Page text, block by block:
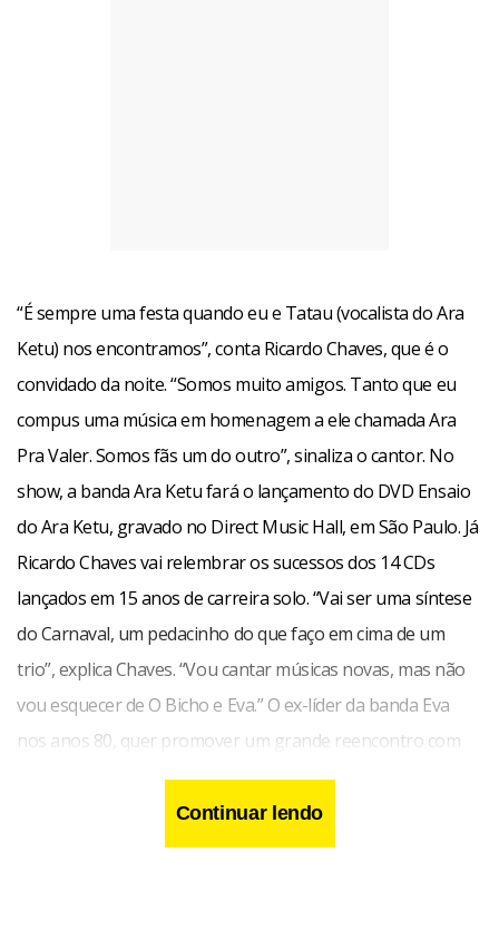
“É sempre uma festa quando eu e Tatau (vocalista do Ara
Ketu) nos encontramos”, conta Ricardo Chaves, que é o
convidado da noite. “Somos muito amigos. Tanto que eu
compus uma música em homenagem a ele chamada Ara
Pra Valer. Somos fãs um do outro”, sinaliza o cantor. No
show, a banda Ara Ketu fará o lançamento do DVD Ensaio
do Ara Ketu, gravado no Direct Music Hall, em São Paulo. Já
Ricardo Chaves vai relembrar os sucessos dos 14 CDs
lançados em 15 anos de carreira solo. “Vai ser uma síntese
do Carnaval, um pedacinho do que faço em cima de um
trio”, explica Chaves. “Vou cantar músicas novas, mas não
vou esquecer de O Bicho e Eva.” O ex-líder da banda Eva
nos anos 80, quer promover um grande reencontro com
os fãs de Brasília. “A intenção é fazer uma festa que
transporte os que vieram para o Carnaval da Bahia
relembrar a folia, e os que não vieram, sentir o que foi.” Se
Continuar lendo